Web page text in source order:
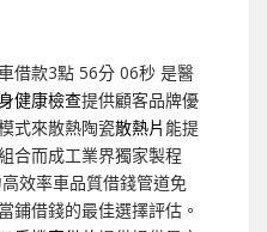
借款3點 56分 06秒 是醫
健康檢查提供顧客品牌優
式來散熱陶瓷散熱片 能提
合而成工業界獨家製程
效率車品質借錢管道免
鋪借錢的最佳選擇評估。